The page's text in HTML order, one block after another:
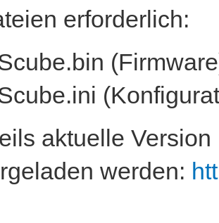
erforderlich:
aktuelle
werden: